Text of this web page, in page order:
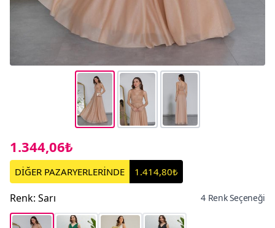
1.344,06₺
DİĞER PAZARYERLERİNDE 1.414,80₺
Renk: Sarı 4 Renk Seçeneği